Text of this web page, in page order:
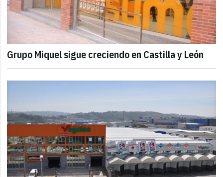
Grupo Miquel sigue creciendo en Castilla y León